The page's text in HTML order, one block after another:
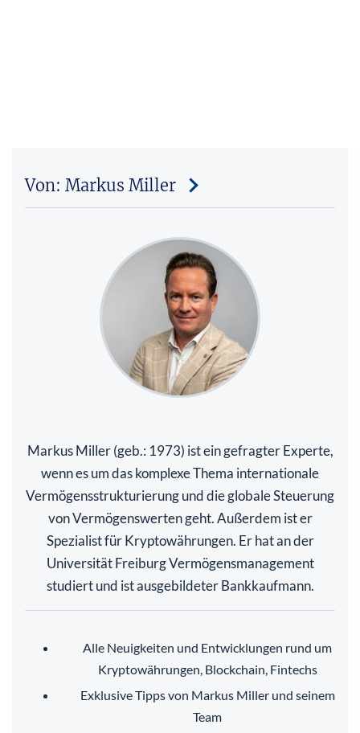
Von: Markus Miller
Markus Miller (geb.: 1973) ist ein gefragter Experte,
wenn es um das komplexe Thema internationale
Vermögensstrukturierung und die globale Steuerung
von Vermögenswerten geht. Außerdem ist er
Spezialist für Kryptowährungen. Er hat an der
Universität Freiburg Vermögensmanagement
studiert und ist ausgebildeter Bankkaufmann.
Alle Neuigkeiten und Entwicklungen rund um
Kryptowährungen, Blockchain, Fintechs
Exklusive Tipps von Markus Miller und seinem
Team